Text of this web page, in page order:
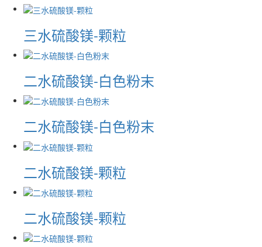
三水硫酸镁-颗粒
二水硫酸镁-白色粉末
二水硫酸镁-白色粉末
二水硫酸镁-颗粒
二水硫酸镁-颗粒